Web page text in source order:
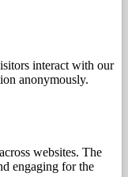
interact with our
anonymously.
websites. The
engaging for the